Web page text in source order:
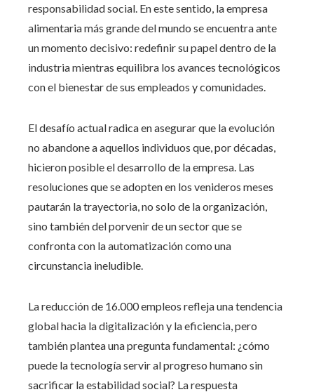
responsabilidad social. En este sentido, la empresa
alimentaria más grande del mundo se encuentra ante
un momento decisivo: redefinir su papel dentro de la
industria mientras equilibra los avances tecnológicos
con el bienestar de sus empleados y comunidades.
El desafío actual radica en asegurar que la evolución
no abandone a aquellos individuos que, por décadas,
hicieron posible el desarrollo de la empresa. Las
resoluciones que se adopten en los venideros meses
pautarán la trayectoria, no solo de la organización,
sino también del porvenir de un sector que se
confronta con la automatización como una
circunstancia ineludible.
La reducción de 16.000 empleos refleja una tendencia
global hacia la digitalización y la eficiencia, pero
también plantea una pregunta fundamental: ¿cómo
puede la tecnología servir al progreso humano sin
sacrificar la estabilidad social? La respuesta